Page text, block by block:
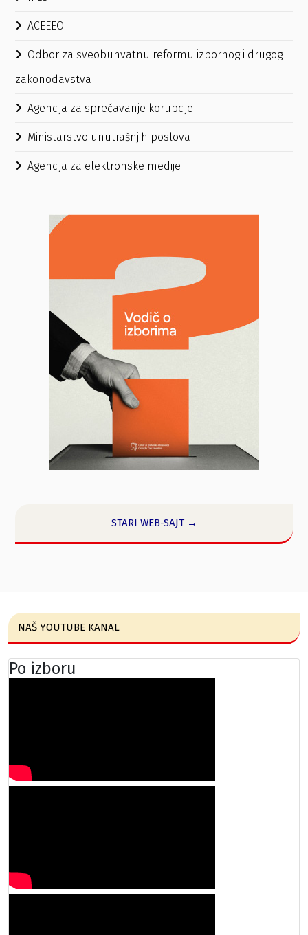
ACEEEO
Odbor za sveobuhvatnu reformu izbornog i drugog
zakonodavstva
Agencija za sprečavanje korupcije
Ministarstvo unutrašnjih poslova
Agencija za elektronske medije
STARI WEB-SAJT →
NAŠ YOUTUBE KANAL
Po izboru